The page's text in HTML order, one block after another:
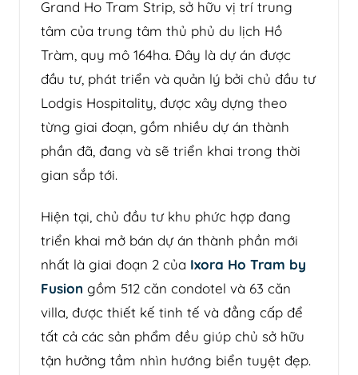
Grand Ho Tram Strip, sở hữu vị trí trung
tâm của trung tâm thủ phủ du lịch Hồ
Tràm, quy mô 164ha. Đây là dự án được
đầu tư, phát triển và quản lý bởi chủ đầu tư
Lodgis Hospitality, được xây dựng theo
từng giai đoạn, gồm nhiều dự án thành
phần đã, đang và sẽ triển khai trong thời
gian sắp tới.
Hiện tại, chủ đầu tư khu phức hợp đang
triển khai mở bán dự án thành phần mới
nhất là giai đoạn 2 của Ixora Ho Tram by
Fusion gồm 512 căn condotel và 63 căn
villa, được thiết kế tinh tế và đẳng cấp để
tất cả các sản phẩm đều giúp chủ sở hữu
tận hưởng tầm nhìn hướng biển tuyệt đẹp.